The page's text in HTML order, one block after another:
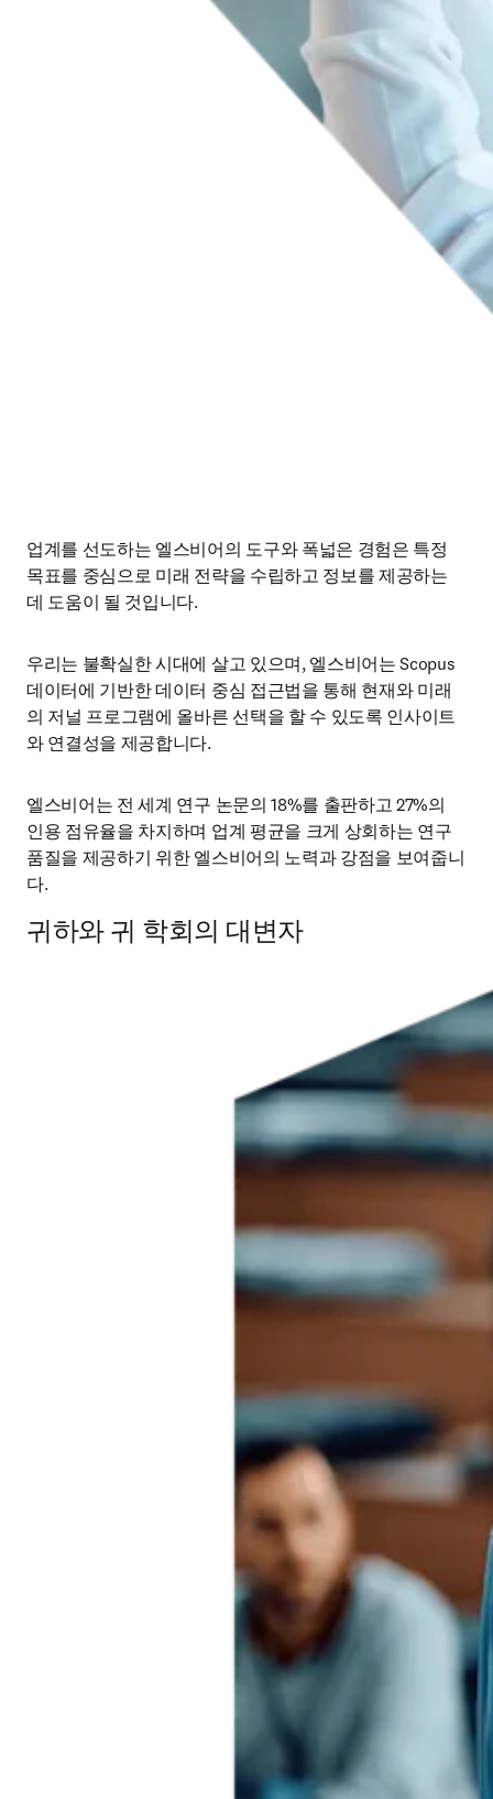
업계를 선도하는 엘스비어의 도구와 폭넓은 경험은 특정
목표를 중심으로 미래 전략을 수립하고 정보를 제공하는
데 도움이 될 것입니다.
우리는 불확실한 시대에 살고 있으며, 엘스비어는 Scopus
데이터에 기반한 데이터 중심 접근법을 통해 현재와 미래
의 저널 프로그램에 올바른 선택을 할 수 있도록 인사이트
와 연결성을 제공합니다.
엘스비어는 전 세계 연구 논문의 18%를 출판하고 27%의
인용 점유율을 차지하며 업계 평균을 크게 상회하는 연구
품질을 제공하기 위한 엘스비어의 노력과 강점을 보여줍니
다.
귀하와 귀 학회의 대변자